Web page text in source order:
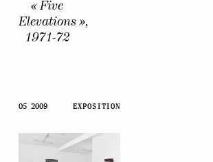
« Five
Elevations »,
1971-72
05 2009 EXPOSITION